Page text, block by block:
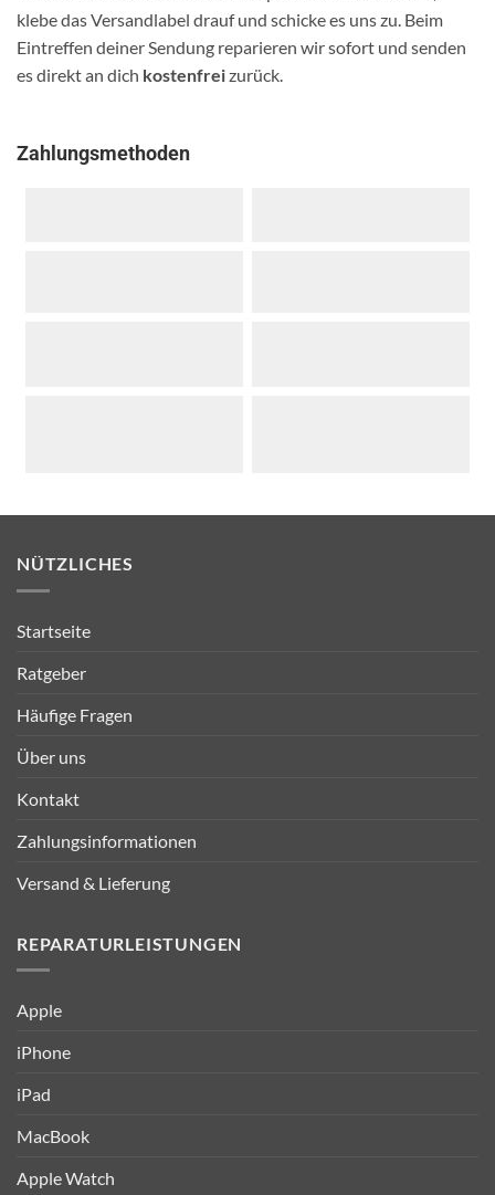
klebe das Versandlabel drauf und schicke es uns zu. Beim
Eintreffen deiner Sendung reparieren wir sofort und senden
es direkt an dich kostenfreizurück.
Zahlungsmethoden
NÜTZLICHES
Startseite
Ratgeber
Häufige Fragen
Über uns
Kontakt
Zahlungsinformationen
Versand & Lieferung
REPARATURLEISTUNGEN
Apple
iPhone
iPad
MacBook
Apple Watch